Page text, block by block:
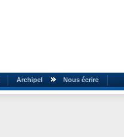
Archipel Nous écrire